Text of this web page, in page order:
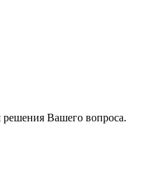
Вашего вопроса.